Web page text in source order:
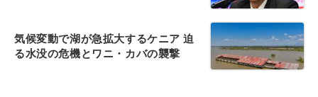
気候変動で湖が急拡大するケニア 迫
る水没の危機とワニ・カバの襲撃